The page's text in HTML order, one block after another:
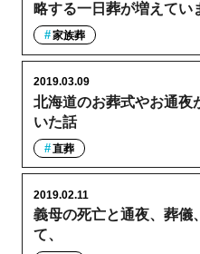
略する一日葬が増えてい
家族葬
北海道のお葬式やお通夜
いた話
2019.03.09
直葬
義母の死亡と通夜、葬儀
て、
2019.02.11